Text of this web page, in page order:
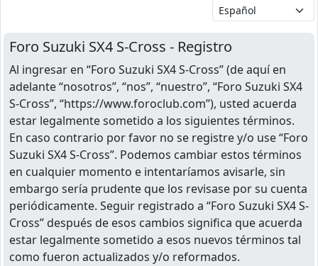
Foro Suzuki SX4 S-Cross - Registro
Al ingresar en “Foro Suzuki SX4 S-Cross” (de aquí en
adelante “nosotros”, “nos”, “nuestro”, “Foro Suzuki SX4
S-Cross”, “https://www.foroclub.com”), usted acuerda
estar legalmente sometido a los siguientes términos.
En caso contrario por favor no se registre y/o use “Foro
Suzuki SX4 S-Cross”. Podemos cambiar estos términos
en cualquier momento e intentaríamos avisarle, sin
embargo sería prudente que los revisase por su cuenta
periódicamente. Seguir registrado a “Foro Suzuki SX4 S-
Cross” después de esos cambios significa que acuerda
estar legalmente sometido a esos nuevos términos tal
como fueron actualizados y/o reformados.